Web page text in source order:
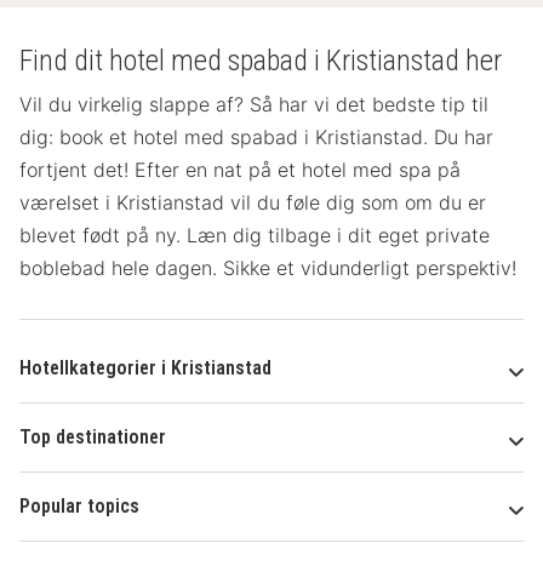
Find dit hotel med spabad i Kristianstad her
Vil du virkelig slappe af? Så har vi det bedste tip til
dig: book et hotel med spabad i Kristianstad. Du har
fortjent det! Efter en nat på et hotel med spa på
værelset i Kristianstad vil du føle dig som om du er
blevet født på ny. Læn dig tilbage i dit eget private
boblebad hele dagen. Sikke et vidunderligt perspektiv!
Hotellkategorier i Kristianstad
Top destinationer
Popular topics